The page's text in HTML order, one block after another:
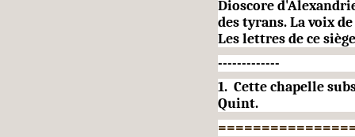
Dioscore
des tyrans. La voix
Les lettres de ce
-------------
1. Cette chapelle
Quint.